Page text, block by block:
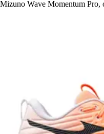
Mizuno Wave Momentum Pro,